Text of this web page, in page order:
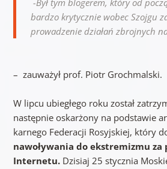
-Był tym blogerem, który od
bardzo krytycznie wobec Szojgu
prowadzenie działań zbrojnych
– zauważył prof. Piotr Grochmalski.
W lipcu ubiegłego roku został
następnie oskarżony na podstawie
karnego Federacji Rosyjskiej, który
nawoływania do ekstremizmu za
Internetu.Dzisiaj 25 stycznia